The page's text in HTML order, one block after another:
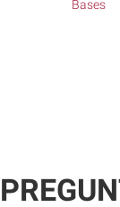
Bases